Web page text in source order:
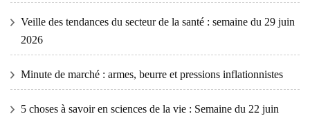
Veille des tendances du secteur de la santé : semaine du 29 juin
2026
Minute de marché : armes, beurre et pressions inflationnistes
5 choses à savoir en sciences de la vie : Semaine du 22 juin